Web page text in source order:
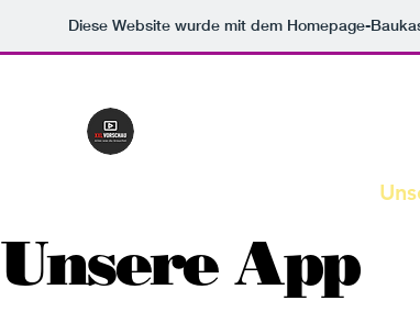
Diese Website wurde mit dem Homepage-
Unsere App